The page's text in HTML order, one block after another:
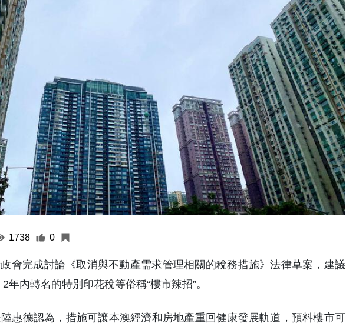
1738 0
會完成討論《取消與不動產需求管理相關的稅務措施》法律草案，建議
年內轉名的特別印花稅等俗稱“樓市辣招”。
惠德認為，措施可讓本澳經濟和房地產重回健康發展軌道，預料樓市可